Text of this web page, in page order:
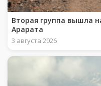
Вторая группа вышла
Арарата
3 августа 2026